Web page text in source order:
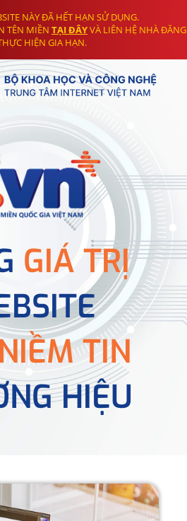
NÀY ĐÃ HẾT HẠN SỬ DỤNG.
TÊN MIỀN TẠI ĐÂYVÀ LIÊN HỆ NHÀ ĐĂNG
HIỆN GIA HẠN.
GIÁ TRỊ
NIỀM TIN
HIỆU